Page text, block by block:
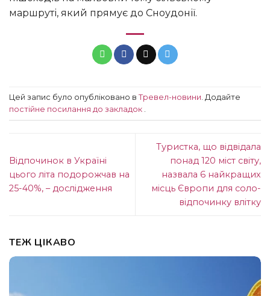
маршруті, який прямує до Сноудонії.
Цей запис було опубліковано в Тревел-новини . Додайте
постійне посилання до закладок
Відпочинок в Україні
цього літа подорожчав на
25-40%, – дослідження
Туристка, що відвідала
понад 120 міст світу,
назвала 6 найкращих
місць Європи для соло-
відпочинку влітку
ТЕЖ ЦІКАВО